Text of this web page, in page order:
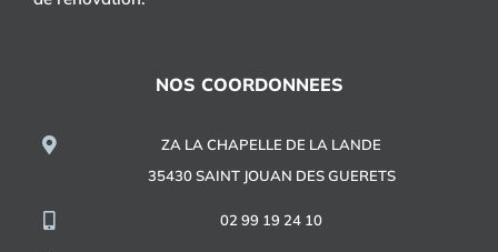
NOS COORDONNEES
ZA LA CHAPELLE DE LA LANDE
35430 SAINT JOUAN DES GUERETS
02 99 19 24 10